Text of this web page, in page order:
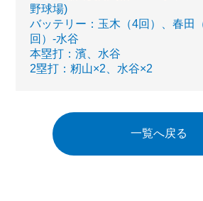
野球場)
バッテリー：玉木（4回）、春田
回）-水谷
本塁打：濱、水谷
2塁打：籾山×2、水谷×2
一覧へ戻る